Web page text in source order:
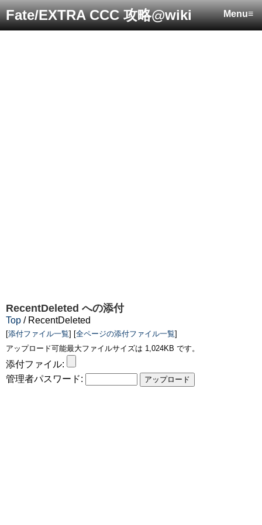
Menu≡
Fate/EXTRA CCC 攻略@wiki
RecentDeleted への添付
Top / RecentDeleted
[添付ファイル一覧] [全ページの添付ファイル一覧]
アップロード可能最大ファイルサイズは 1,024KB です。
添付ファイル:
管理者パスワード: